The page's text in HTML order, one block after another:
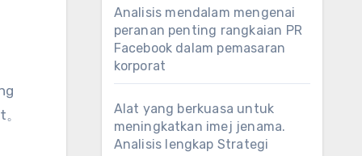
Analisis mendalam mengenai
peranan penting rangkaian PR
Facebook dalam pemasaran
korporat
Alat yang berkuasa untuk
meningkatkan imej jenama.
Analisis lengkap Strategi